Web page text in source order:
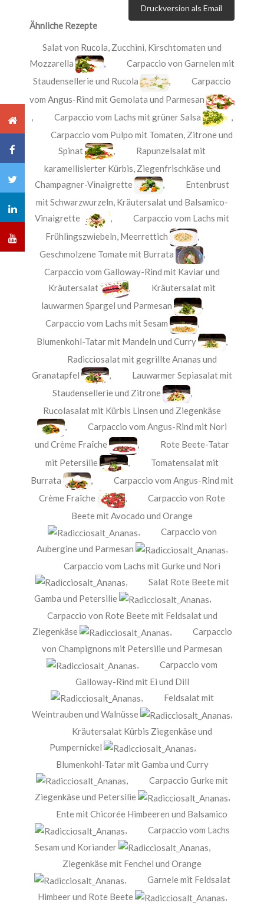
Druckversion als Email
Ähnliche Rezepte
Salat von Rucola, Zucchini, Kirschtomaten und
Mozzarella
, Carpaccio von Garnelen mit
Staudensellerie und Rucola
, Carpaccio
vom Angus-Rind mit Gemolata und Parmesan
,Carpaccio vom Lachs mit grüner Salsa
,
Carpaccio vom Pulpo mit Tomaten, Zitrone und
Spinat
, Rapunzelsalat mit
karamellisierter Kürbis, Ziegenfrischkäse und
Champagner-Vinaigrette
, Entenbrust
mit Schwarzwurzeln, Kräutersalat und Balsamico-
Vinaigrette
, Carpaccio vom Lachs mit
Frühlingszwiebeln, Meerrettich
,
Geschmolzene Tomate mit Burrata
,
Carpaccio vom Galloway-Rind mit Kaviar und
Kräutersalat
, Kräutersalat mit
lauwarmen Spargel und Parmesan
,
Carpaccio vom Lachs mit Sesam
,
Blumenkohl-Tatar mit Mandeln und Curry
,
Radicciosalat mit gegrillte Ananas und
Granatapfel
, Lauwarmer Sepiasalat mit
Staudensellerie und Zitrone
,
Rucolasalat mit Kürbis Linsen und Ziegenkäse
,Carpaccio vom Angus-Rind mit Nori
und Crème Fraîche
, Rote Beete-Tatar
mit Petersilie
, Tomatensalat mit
Burrata
,Carpaccio vom Angus-Rind mit
Crème Fraîche
,Carpaccio von Rote
Beete mit Avocado und Orange
, Carpaccio von
Aubergine und Parmesan
,
Carpaccio vom Lachs mit Gurke und Nori
, Salat Rote Beete mit
Gamba und Petersilie
,
Carpaccio von Rote Beete mit Feldsalat und
Ziegenkäse
, Carpaccio
von Champignons mit Petersilie und Parmesan
, Carpaccio vom
Galloway-Rind mit Ei und Dill
Feldsalat mit
Weintrauben und Walnüsse
,
Kräutersalat Kürbis Ziegenkäse und
Pumpernickel
,
Blumenkohl-Tatar mit Gamba und Curry
, Carpaccio Gurke mit
Ziegenkäse und Petersilie
,
Ente mit Chicorée Himbeeren und Balsamico
, Carpaccio vom Lachs
Sesam und Koriander
,
Ziegenkäse mit Fenchel und Orange
, Garnele mit Feldsalat
Himbeer und Rote Beete
,